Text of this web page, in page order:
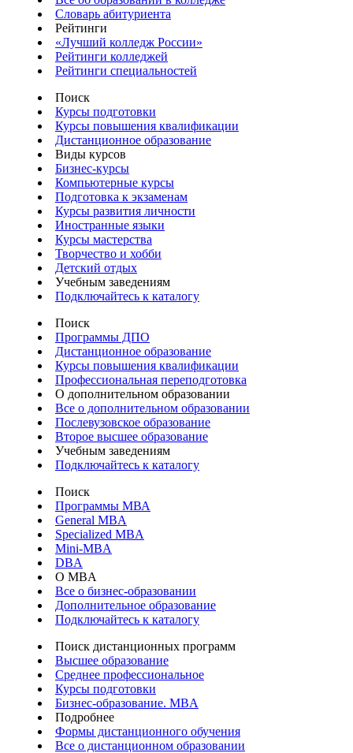
Словарь абитуриента
Рейтинги
«Лучший колледж России»
Рейтинги колледжей
Рейтинги специальностей
Поиск
Курсы подготовки
Курсы повышения квалификации
Дистанционное образование
Виды курсов
Бизнес-курсы
Компьютерные курсы
Подготовка к экзаменам
Курсы развития личности
Иностранные языки
Курсы мастерства
Творчество и хобби
Детский отдых
Учебным заведениям
Подключайтесь к каталогу
Поиск
Программы ДПО
Дистанционное образование
Курсы повышения квалификации
Профессиональная переподготовка
О дополнительном образовании
Все о дополнительном образовании
Послевузовское образование
Второе высшее образование
Учебным заведениям
Подключайтесь к каталогу
Поиск
Программы МВА
General MBA
Specialized MBA
Mini-MBA
DBA
О MBA
Все о бизнес-образовании
Дополнительное образование
Подключайтесь к каталогу
Поиск дистанционных программ
Высшее образование
Среднее профессиональное
Курсы подготовки
Бизнес-образование. MBA
Подробнее
Формы дистанционного обучения
Все о дистанционном образовании